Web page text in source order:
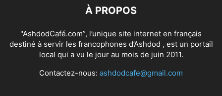
À PROPOS
"AshdodCafé.com”, l’unique site internet en français
destiné à servir les francophones d’Ashdod , est un portail
local qui a vu le jour au mois de juin 2011.
Contactez-nous: ashdodcafe@gmail.com